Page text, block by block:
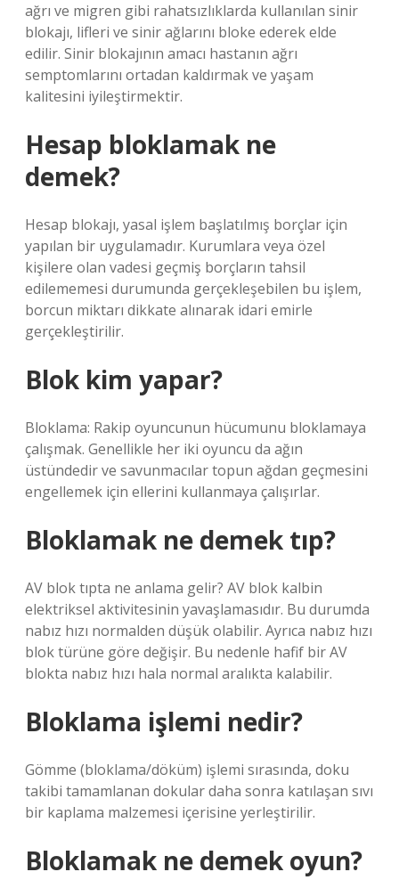
ağrı ve migren gibi rahatsızlıklarda kullanılan sinir
blokajı, lifleri ve sinir ağlarını bloke ederek elde
edilir. Sinir blokajının amacı hastanın ağrı
semptomlarını ortadan kaldırmak ve yaşam
kalitesini iyileştirmektir.
Hesap bloklamak ne
demek?
Hesap blokajı, yasal işlem başlatılmış borçlar için
yapılan bir uygulamadır. Kurumlara veya özel
kişilere olan vadesi geçmiş borçların tahsil
edilememesi durumunda gerçekleşebilen bu işlem,
borcun miktarı dikkate alınarak idari emirle
gerçekleştirilir.
Blok kim yapar?
Bloklama: Rakip oyuncunun hücumunu bloklamaya
çalışmak. Genellikle her iki oyuncu da ağın
üstündedir ve savunmacılar topun ağdan geçmesini
engellemek için ellerini kullanmaya çalışırlar.
Bloklamak ne demek tıp?
AV blok tıpta ne anlama gelir? AV blok kalbin
elektriksel aktivitesinin yavaşlamasıdır. Bu durumda
nabız hızı normalden düşük olabilir. Ayrıca nabız hızı
blok türüne göre değişir. Bu nedenle hafif bir AV
blokta nabız hızı hala normal aralıkta kalabilir.
Bloklama işlemi nedir?
Gömme (bloklama/döküm) işlemi sırasında, doku
takibi tamamlanan dokular daha sonra katılaşan sıvı
bir kaplama malzemesi içerisine yerleştirilir.
Bloklamak ne demek oyun?